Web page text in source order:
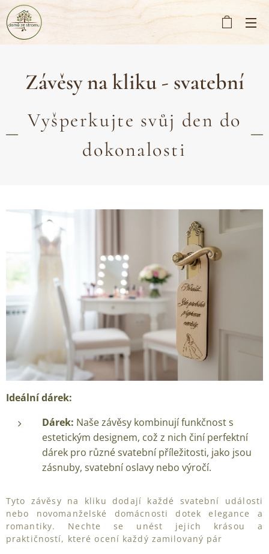
Závěsy na kliku - svatební
Vyšperkujte svůj den do
dokonalosti
Ideální dárek:
Dárek: Naše závěsy kombinují funkčnost s
estetickým designem, což z nich činí perfektní
dárek pro různé svatební příležitosti, jako jsou
zásnuby, svatební oslavy nebo výročí.
Tyto závěsy na kliku dodají každé svatební události
nebo novomanželské domácnosti dotek elegance a
romantiky. Nechte se unést jejich krásou a
praktičností, které ocení každý zamilovaný pár